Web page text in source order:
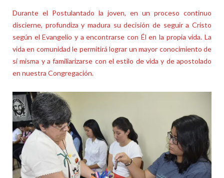
Durante el Postulantado la joven, en un proceso continuo
discierne, profundiza y madura su decisión de seguir a Cristo
según el Evangelio y a encontrarse con Él en la propia vida. La
vida en comunidad le permitirá lograr un mayor conocimiento de
sí misma y a familiarizarse con el estilo de vida y de apostolado
en nuestra Congregación.